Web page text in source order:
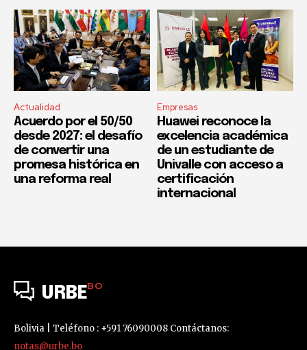
Actualidad
Acuerdo por el 50/50
desde 2027: el desafío
de convertir una
promesa histórica en
una reforma real
Empresas
Huawei reconoce la
excelencia académica
de un estudiante de
Univalle con acceso a
certificación
internacional
URBEBO
Bolivia | Teléfono : +591 76090008 Contáctanos:
notas@urbe.bo